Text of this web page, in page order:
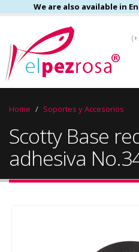
We are also available in
Home Soportes y Accesorios
Scotty Base
adhesiva